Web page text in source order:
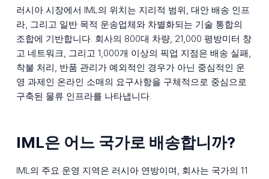
러시아 시장에서 IML의 위치는 지리적 범위, 대안 배송 인프
라, 그리고 일반 목적 운송업체와 차별화되는 기술 통합의
조합에 기반합니다. 회사의 800대 차량, 21,000 평방미터 창
고 네트워크, 그리고 1,000개 이상의 픽업 지점은 배송 실패,
착불 처리, 반품 관리가 예외적인 경우가 아닌 중심적인 운
영 과제인 온라인 소매의 요구사항을 구체적으로 중심으로
구축된 물류 인프라를 나타냅니다.
IML은 어느 국가로 배송합니까?
IML의 주요 운영 지역은 러시아 연방이며, 회사는 국가의 11